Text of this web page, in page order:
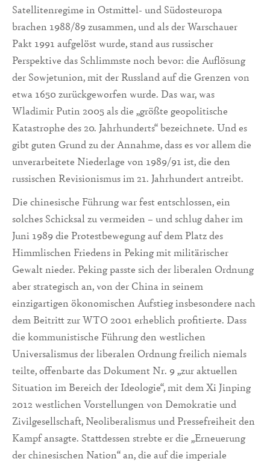
Satellitenregime in Ostmittel- und Südosteuropa
brachen 1988/89 zusammen, und als der Warschauer
Pakt 1991 aufgelöst wurde, stand aus russischer
Perspektive das Schlimmste noch bevor: die Auflösung
der Sowjetunion, mit der Russland auf die Grenzen von
etwa 1650 zurückgeworfen wurde. Das war, was
Wladimir Putin 2005 als die „größte geopolitische
Katastrophe des 20. Jahrhunderts“ bezeichnete. Und es
gibt guten Grund zu der Annahme, dass es vor allem die
unverarbeitete Niederlage von 1989/91 ist, die den
russischen Revisionismus im 21. Jahrhundert antreibt.
Die chinesische Führung war fest entschlossen, ein
solches Schicksal zu vermeiden – und schlug daher im
Juni 1989 die Protestbewegung auf dem Platz des
Himmlischen Friedens in Peking mit militärischer
Gewalt nieder. Peking passte sich der liberalen Ordnung
aber strategisch an, von der China in seinem
einzigartigen ökonomischen Aufstieg insbesondere nach
dem Beitritt zur WTO 2001 erheblich profitierte. Dass
die kommunistische Führung den westlichen
Universalismus der liberalen Ordnung freilich niemals
teilte, offenbarte das Dokument Nr. 9 „zur aktuellen
Situation im Bereich der Ideologie“, mit dem Xi Jinping
2012 westlichen Vorstellungen von Demokratie und
Zivilgesellschaft, Neoliberalismus und Pressefreiheit den
Kampf ansagte. Stattdessen strebte er die „Erneuerung
der chinesischen Nation“ an, die auf die imperiale